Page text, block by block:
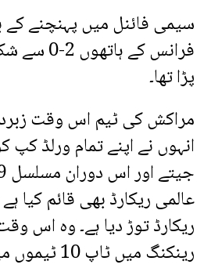
سیمی فائنل میں پہنچنے
فرانس کے
پڑا تھا۔
مراکش کی ٹیم اس وقت
انہوں نے اپنے تمام ورلڈ کپ
عالمی ریکارڈ بھی قائم کیا ہے
ریکارڈ توڑ دیا ہے۔ وہ اس
رینکنگ میں ٹاپ 10 ٹیموں میں شامل ہے۔